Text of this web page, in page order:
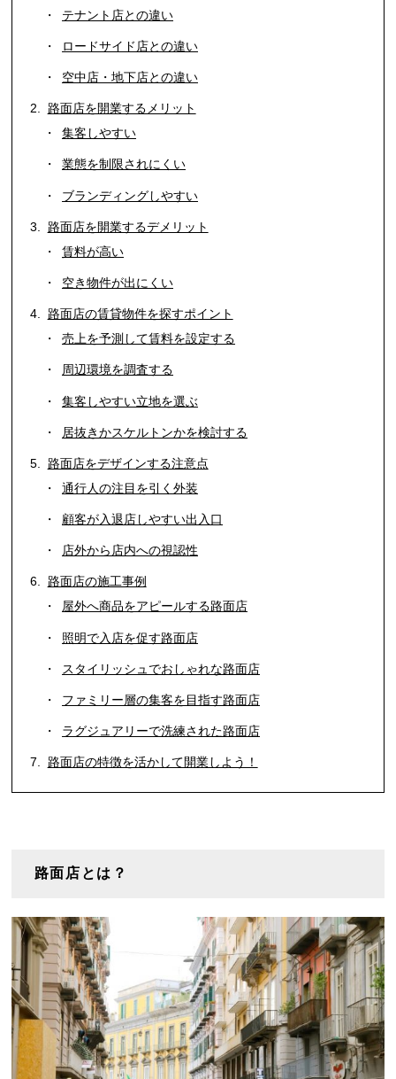
テナント店との違い
ロードサイド店との違い
空中店・地下店との違い
路面店を開業するメリット
集客しやすい
業態を制限されにくい
ブランディングしやすい
路面店を開業するデメリット
賃料が高い
空き物件が出にくい
路面店の賃貸物件を探すポイント
売上を予測して賃料を設定する
周辺環境を調査する
集客しやすい立地を選ぶ
居抜きかスケルトンかを検討する
路面店をデザインする注意点
通行人の注目を引く外装
顧客が入退店しやすい出入口
店外から店内への視認性
路面店の施工事例
屋外へ商品をアピールする路面店
照明で入店を促す路面店
スタイリッシュでおしゃれな路面店
ファミリー層の集客を目指す路面店
ラグジュアリーで洗練された路面店
路面店の特徴を活かして開業しよう！
路面店とは？